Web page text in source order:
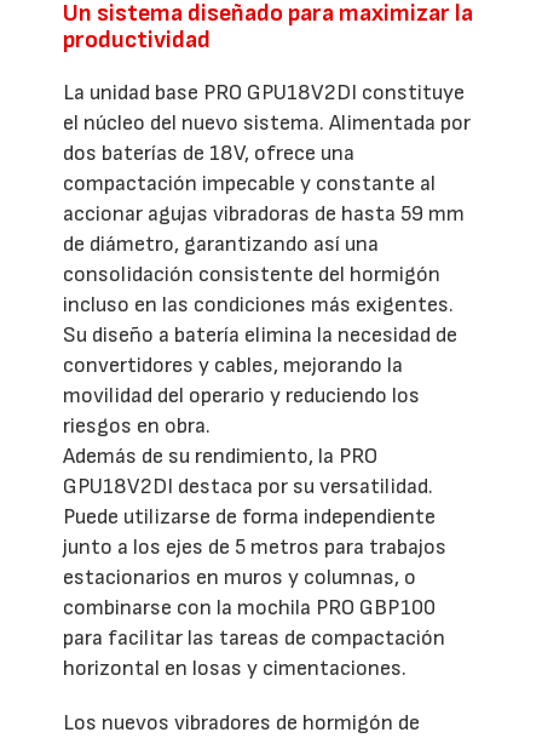
Un sistema diseñado para maximizar la
productividad
La unidad base PRO GPU18V2DI constituye
el núcleo del nuevo sistema. Alimentada por
dos baterías de 18V, ofrece una
compactación impecable y constante al
accionar agujas vibradoras de hasta 59 mm
de diámetro, garantizando así una
consolidación consistente del hormigón
incluso en las condiciones más exigentes.
Su diseño a batería elimina la necesidad de
convertidores y cables, mejorando la
movilidad del operario y reduciendo los
riesgos en obra.
Además de su rendimiento, la PRO
GPU18V2DI destaca por su versatilidad.
Puede utilizarse de forma independiente
junto a los ejes de 5 metros para trabajos
estacionarios en muros y columnas, o
combinarse con la mochila PRO GBP100
para facilitar las tareas de compactación
horizontal en losas y cimentaciones.
Los nuevos vibradores de hormigón de